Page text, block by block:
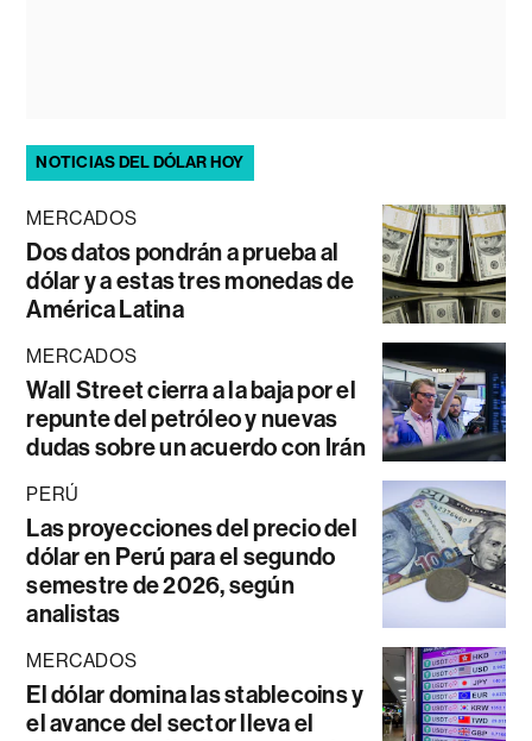
NOTICIAS DEL DÓLAR HOY
MERCADOS
Dos datos pondrán a prueba al
dólar y a estas tres monedas de
América Latina
MERCADOS
Wall Street cierra a la baja por el
repunte del petróleo y nuevas
dudas sobre un acuerdo con Irán
PERÚ
Las proyecciones del precio del
dólar en Perú para el segundo
semestre de 2026, según
analistas
MERCADOS
El dólar domina las stablecoins y
el avance del sector lleva el